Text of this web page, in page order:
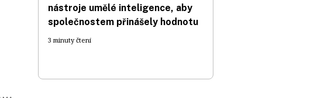
nástroje umělé inteligence, aby
společnostem přinášely hodnotu
3 minuty čtení